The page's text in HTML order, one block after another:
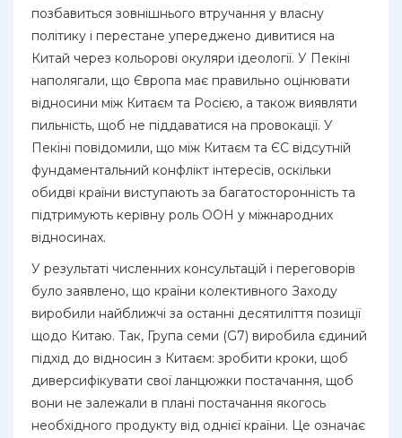
позбавиться зовнішнього втручання у власну
політику і перестане упереджено дивитися на
Китай через кольорові окуляри ідеології. У Пекіні
наполягали, що Європа має правильно оцінювати
відносини між Китаєм та Росією, а також виявляти
пильність, щоб не піддаватися на провокації. У
Пекіні повідомили, що між Китаєм та ЄС відсутній
фундаментальний конфлікт інтересів, оскільки
обидві країни виступають за багатосторонність та
підтримують керівну роль ООН у міжнародних
відносинах.
У результаті численних консультацій і переговорів
було заявлено, що країни колективного Заходу
виробили найближчі за останні десятиліття позиції
щодо Китаю. Так, Група семи (G7) виробила єдиний
підхід до відносин з Китаєм: зробити кроки, щоб
диверсифікувати свої ланцюжки постачання, щоб
вони не залежали в плані постачання якогось
необхідного продукту від однієї країни. Це означає